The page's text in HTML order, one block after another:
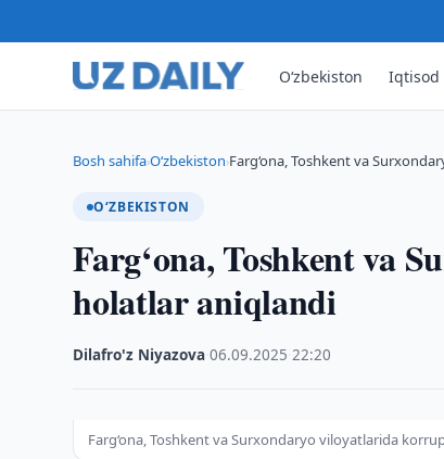
O‘zbekiston Iqtisod
Bosh sahifa›O‘zbekiston›Farg‘ona, Toshkent va
O‘ZBEKISTON
Farg‘ona, Toshkent va
holatlar aniqlandi
Dilafro'z Niyazova ·06.09.2025 ·22:20
Farg‘ona, Toshkent va Surxondaryo viloyatlarida